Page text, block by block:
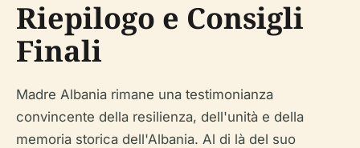
Riepilogo e Consigli
Finali
Madre Albania rimane una testimonianza
convincente della resilienza, dell'unità e della
memoria storica dell'Albania. Al di là del suo